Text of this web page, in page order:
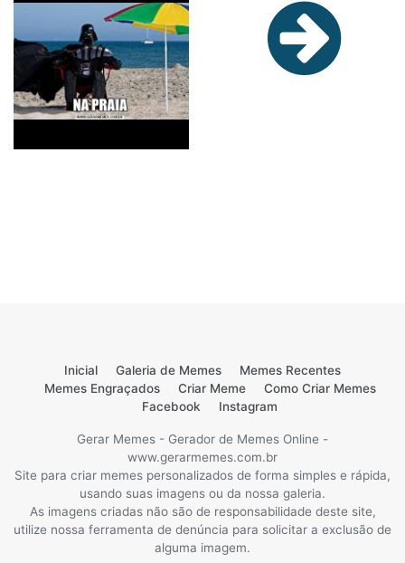
Inicial Galeria de Memes
Memes Recentes
Memes Engraçados
Criar Meme
Como Criar Memes
Facebook
Instagram
Gerar Memes - Gerador de Memes Online -
www.gerarmemes.com.br
Site para criar memes personalizados de forma simples e rápida,
usando suas imagens ou da nossa galeria.
As imagens criadas não são de responsabilidade deste site,
utilize nossa ferramenta de denúncia para solicitar a exclusão de
alguma imagem.